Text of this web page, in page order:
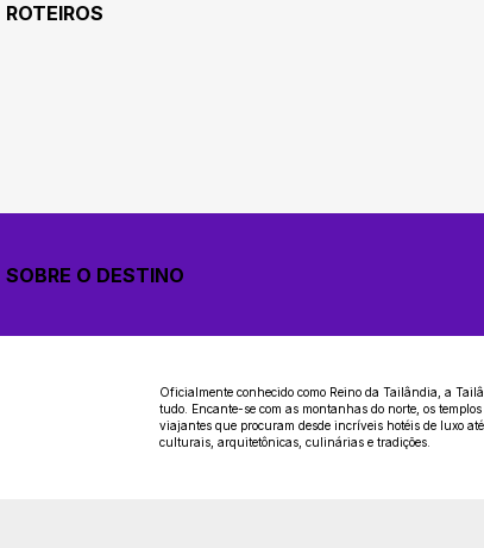
ROTEIROS
SOBRE O DESTINO
Oficialmente conhecido como Reino da Tailândia, a
tudo. Encante-se com as montanhas do norte, os
viajantes que procuram desde incríveis hotéis de luxo
culturais, arquitetônicas, culinárias e tradições.